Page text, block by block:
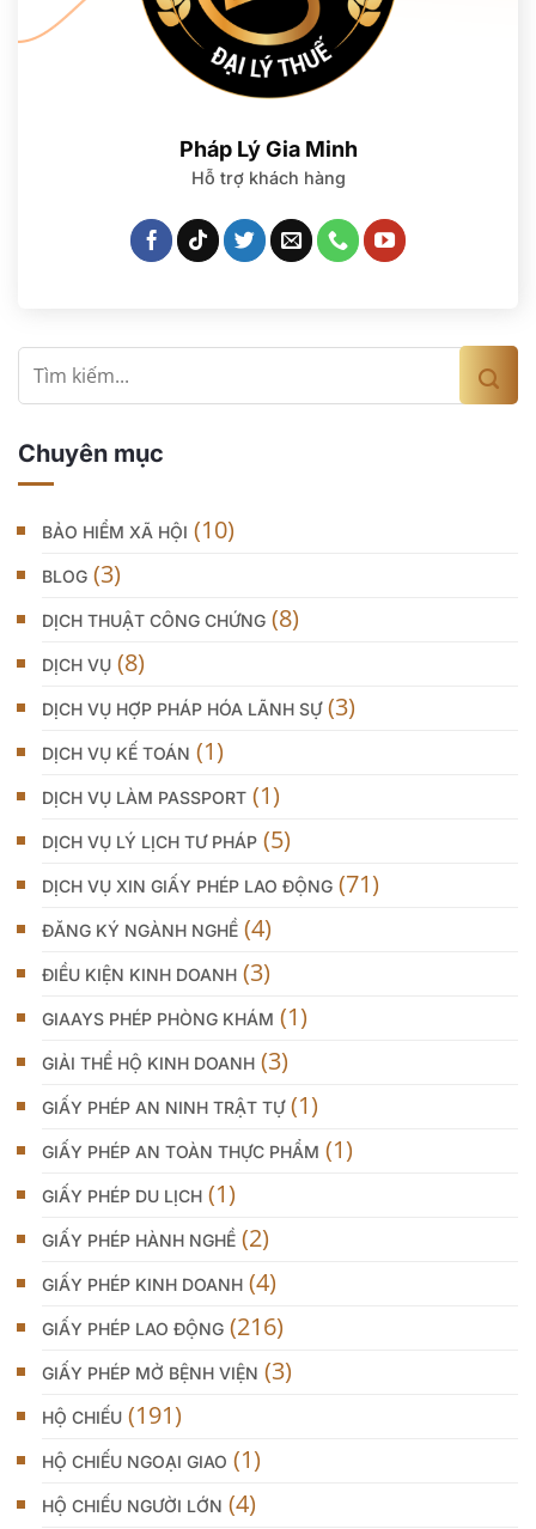
Program (PNP). Việc kiểm tra sức khỏe và an ninh
cũng là phần không thể thiếu trong quá trình xin
visa. Hiểu rõ về quy trình và các điều kiện sẽ giúp
bạn chuẩn bị hồ sơ đầy đủ và tăng khả năng thành
công khi xin visa định cư Canada.
Pháp Lý Gia Minh
Hỗ trợ khách hàng
Chuyên mục
BẢO HIỂM XÃ HỘI (10)
BLOG (3)
DỊCH THUẬT CÔNG CHỨNG (8)
DỊCH VỤ (8)
DỊCH VỤ HỢP PHÁP HÓA LÃNH SỰ(3)
DỊCH VỤ KẾ TOÁN (1)
DỊCH VỤ LÀM PASSPORT (1)
DỊCH VỤ LÝ LỊCH TƯ PHÁP (5)
DỊCH VỤ XIN GIẤY PHÉP LAO ĐỘNG (71)
ĐĂNG KÝ NGÀNH NGHỀ (4)
ĐIỀU KIỆN KINH DOANH (3)
GIAAYS PHÉP PHÒNG KHÁM (1)
GIẢI THỂ HỘ KINH DOANH (3)
GIẤY PHÉP AN NINH TRẬT TỰ(1)
GIẤY PHÉP AN TOÀN THỰC PHẨM (1)
GIẤY PHÉP DU LỊCH (1)
GIẤY PHÉP HÀNH NGHỀ (2)
GIẤY PHÉP KINH DOANH (4)
GIẤY PHÉP LAO ĐỘNG (216)
GIẤY PHÉP MỞ BỆNH VIỆN (3)
HỘ CHIẾU (191)
HỘ CHIẾU NGOẠI GIAO (1)
HỘ CHIẾU NGƯỜI LỚN (4)